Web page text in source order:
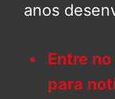
anos
Entre
para